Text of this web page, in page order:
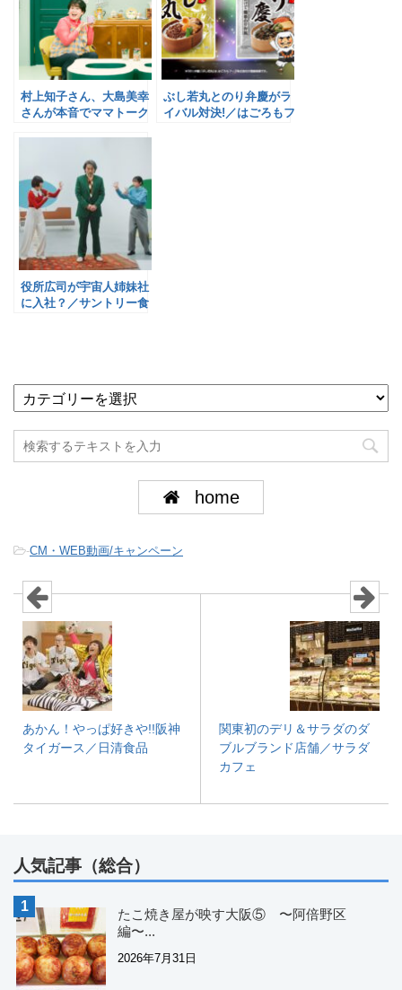
村上知子さん、大島美幸
さんが本音でママトーク
ぶし若丸とのり弁慶がラ
イバル対決!／はごろもフ
役所広司が宇宙人姉妹社
に入社？／サントリー食
home
-CM・WEB動画/キャンペーン
あかん！やっぱ好きや!!阪神
タイガース／日清食品
関東初のデリ＆サラダのダ
ブルブランド店舗／サラダ
カフェ
人気記事（総合）
たこ焼き屋が映す大阪⑤ 〜阿倍野区
編〜...
2026年7月31日